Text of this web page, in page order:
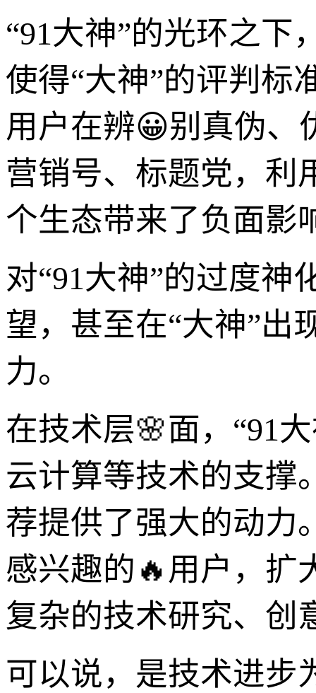
“91大神”的光环之下
使得“大神”的评判标
用户在辨😀别真伪、
营销号、标题党，利
个生态带来了负面影
对“91大神”的过度
望，甚至在“大神”出
力。
在技术层🌸面，“91
云计算等技术的支撑
荐提供了强大的动力
感兴趣的🔥用户，扩
复杂的技术研究、创
可以说，是技术进步